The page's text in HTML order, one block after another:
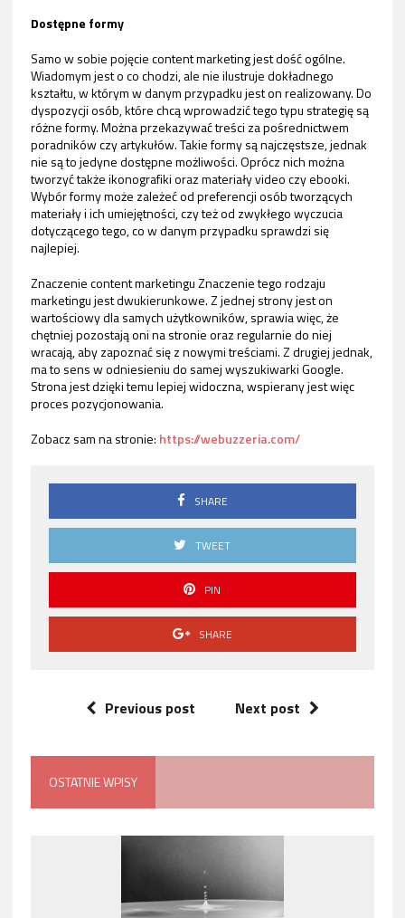
Dostępne formy
Samo w sobie pojęcie content marketing jest dość ogólne.
Wiadomym jest o co chodzi, ale nie ilustruje dokładnego
kształtu, w którym w danym przypadku jest on realizowany. Do
dyspozycji osób, które chcą wprowadzić tego typu strategię są
różne formy. Można przekazywać treści za pośrednictwem
poradników czy artykułów. Takie formy są najczęstsze, jednak
nie są to jedyne dostępne możliwości. Oprócz nich można
tworzyć także ikonografiki oraz materiały video czy ebooki.
Wybór formy może zależeć od preferencji osób tworzących
materiały i ich umiejętności, czy też od zwykłego wyczucia
dotyczącego tego, co w danym przypadku sprawdzi się
najlepiej.
Znaczenie content marketingu Znaczenie tego rodzaju
marketingu jest dwukierunkowe. Z jednej strony jest on
wartościowy dla samych użytkowników, sprawia więc, że
chętniej pozostają oni na stronie oraz regularnie do niej
wracają, aby zapoznać się z nowymi treściami. Z drugiej jednak,
ma to sens w odniesieniu do samej wyszukiwarki Google.
Strona jest dzięki temu lepiej widoczna, wspierany jest więc
proces pozycjonowania.
Zobacz sam na stronie: https://webuzzeria.com/
SHARE
TWEET
PIN
SHARE
Previous post Next post
OSTATNIE WPISY